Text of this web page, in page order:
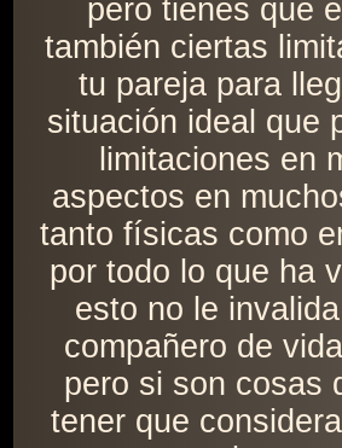
pero tienes que
también ciertas
tu pareja para
situación ideal que
limitaciones en
aspectos en
tanto físicas como
por todo lo que ha
esto no le
compañero de
pero si son cosas
tener que